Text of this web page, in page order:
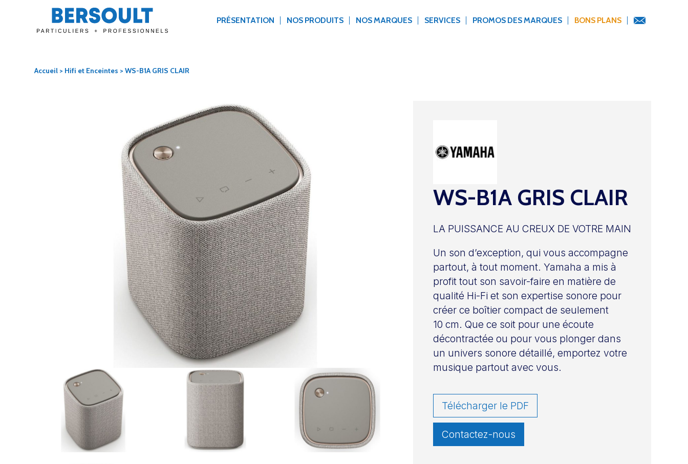
PRÉSENTATION NOS PRODUITS NOS MARQUES SERVICES PROMOS DES MARQUES BONS PLANS
Accueil > Hifi et Enceintes > WS-B1A GRIS CLAIR
WS-B1A GRIS CLAIR
LA PUISSANCE AU CREUX DE VOTRE MAIN
Un son d’exception, qui vous accompagne
partout, à tout moment. Yamaha a mis à
profit tout son savoir-faire en matière de
qualité Hi-Fi et son expertise sonore pour
créer ce boîtier compact de seulement
10 cm. Que ce soit pour une écoute
décontractée ou pour vous plonger dans
un univers sonore détaillé, emportez votre
musique partout avec vous.
Télécharger le PDF
Contactez-nous